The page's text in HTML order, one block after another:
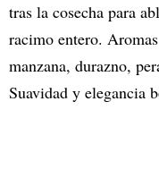
tras la cosecha para
racimo entero.
manzana, durazno,
Suavidad y elegancia